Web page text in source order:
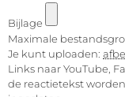
Bijlage
Maximale
Je kunt uploaden:
Links naar YouTube,
de reactietekst